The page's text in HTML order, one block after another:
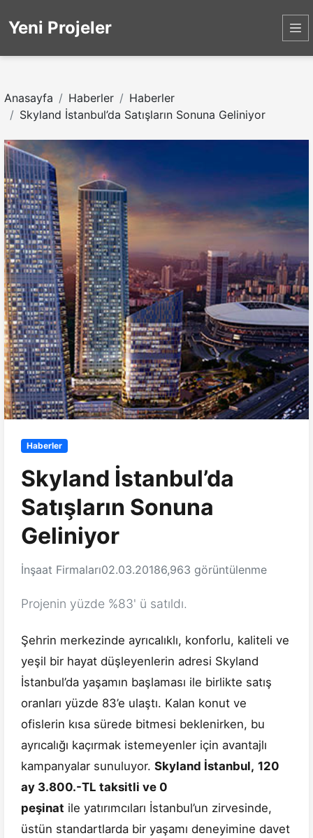
Yeni Projeler
Anasayfa Haberler
Haberler
Skyland İstanbul’da Satışların Sonuna Geliniyor
Haberler
Skyland İstanbul’da
Satışların Sonuna
Geliniyor
İnşaat Firmaları02.03.20186,963 görüntülenme
Projenin yüzde %83' ü satıldı.
Şehrin merkezinde ayrıcalıklı, konforlu, kaliteli ve
yeşil bir hayat düşleyenlerin adresi Skyland
İstanbul’da yaşamın başlaması ile birlikte satış
oranları yüzde 83’e ulaştı. Kalan konut ve
ofislerin kısa sürede bitmesi beklenirken, bu
ayrıcalığı kaçırmak istemeyenler için avantajlı
kampanyalar sunuluyor. Skyland İstanbul, 120
ay 3.800.-TL taksitli ve 0
peşinat ile yatırımcıları İstanbul’un zirvesinde,
üstün standartlarda bir yaşamı deneyimine davet